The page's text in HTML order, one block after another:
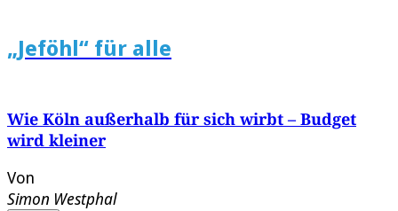
„Jeföhl“ für alle
Wie Köln außerhalb für sich wirbt – Budget
wird kleiner
Von
Simon Westphal